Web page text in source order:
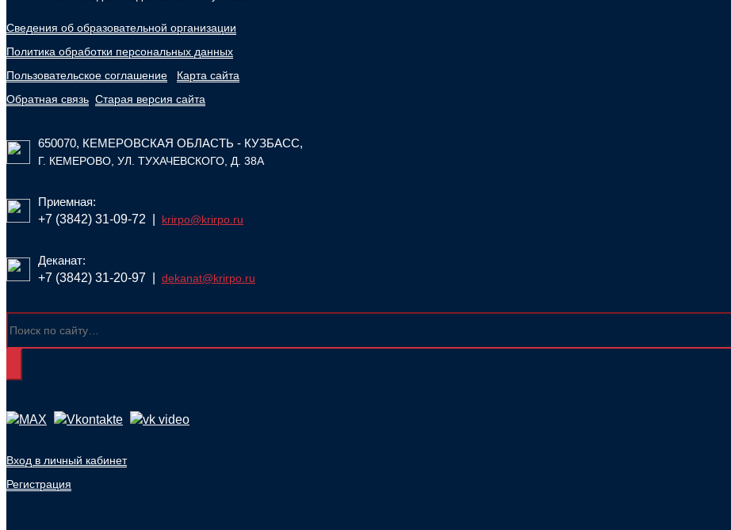
Сведения об образовательной организации
Политика обработки персональных данных
Пользовательское соглашение
Карта сайта
Обратная связь Старая версия сайта
650070, КЕМЕРОВСКАЯ ОБЛАСТЬ - КУЗБАСС,
Г. КЕМЕРОВО, УЛ. ТУХАЧЕВСКОГО, Д. 38А
Приемная:
+7 (3842) 31-09-72
krirpo@krirpo.ru
Деканат:
+7 (3842) 31-20-97
dekanat@krirpo.ru
Вход в личный кабинет
Регистрация